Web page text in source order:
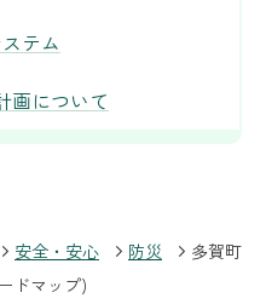
テム
画について
安全・安心 防災
多賀町
ドマップ)